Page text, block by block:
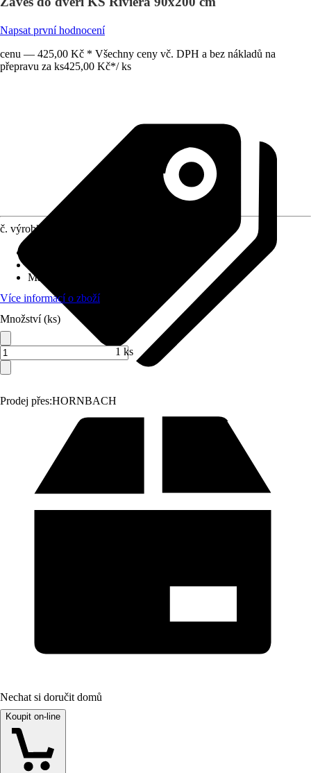
Napsat první hodnocení
cenu — 425,00 Kč * Všechny ceny vč. DPH a bez nákladů na
přepravu za ks425,00 Kč*/ ks
Prodej přes:HORNBACH
č. výrobku
Materiál
Více informací o zboží
Množství (ks)
1 ks
Nechat si doručit domů
Koupit on-line